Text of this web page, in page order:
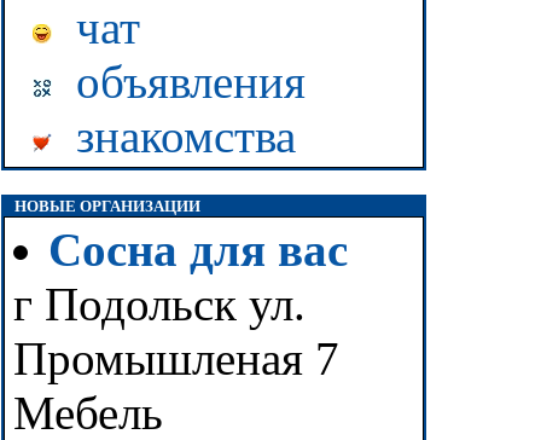
чат
объявления
знакомства
НОВЫЕ ОРГАНИЗАЦИИ
Сосна для вас
г Подольск ул.
Промышленая 7
Мебель